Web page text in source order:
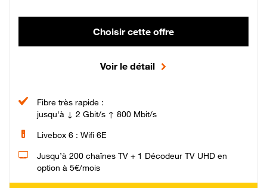
Choisir cette offre
Voir le détail
Fibre très rapide :
jusqu'à ↓ 2 Gbit/s ↑ 800 Mbit/s
Livebox 6 : Wifi 6E
Jusqu’à 200 chaînes TV + 1 Décodeur TV UHD en
option à 5€/mois